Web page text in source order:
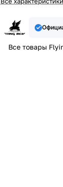
Все товары